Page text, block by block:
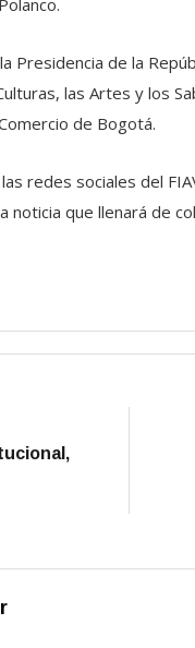
Presidencia de la
las Artes y los
de Bogotá.
redes sociales del
que llenará de